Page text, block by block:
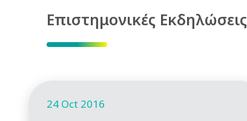
Επιστημονικές Εκδηλώσεις
24 Oct 2016